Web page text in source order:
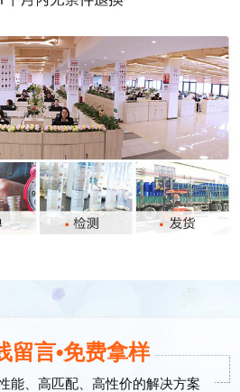
留言•免费拿样
能、高匹配、高性价的解决方案